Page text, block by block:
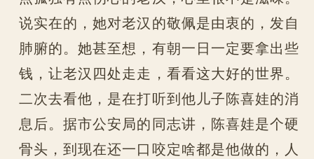
说实在的，她对老汉的敬佩是由衷的，发自
肺腑的。她甚至想，有朝一日一定要拿出些
钱，让老汉四处走走，看看这大好的世界。
二次去看他，是在打听到他儿子陈喜娃的消
息后。据市公安局的同志讲，陈喜娃是个硬
骨头，到现在还一口咬定啥都是他做的，人